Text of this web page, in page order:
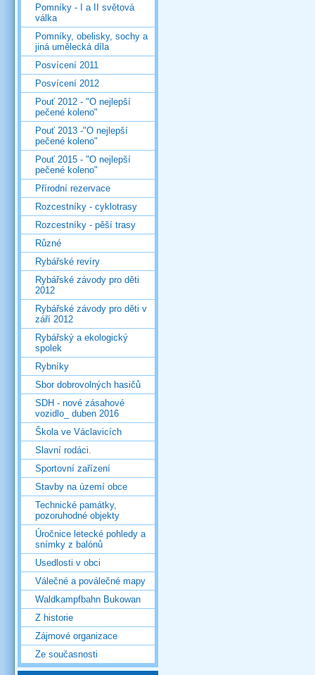
Pomníky - I a II světová
válka
Pomníky, obelisky, sochy a
jiná umělecká díla
Posvícení 2011
Posvícení 2012
Pouť 2012 - "O nejlepší
pečené koleno"
Pouť 2013 -"O nejlepší
pečené koleno"
Pouť 2015 - "O nejlepší
pečené koleno"
Přírodní rezervace
Rozcestníky - cyklotrasy
Rozcestníky - pěší trasy
Různé
Rybářské revíry
Rybářské závody pro děti
2012
Rybářské závody pro děti v
září 2012
Rybářský a ekologický
spolek
Rybníky
Sbor dobrovolných hasičů
SDH - nové zásahové
vozidlo_ duben 2016
Škola ve Václavicích
Slavní rodáci.
Sportovní zařízení
Stavby na území obce
Technické památky,
pozoruhodné objekty
Úročnice letecké pohledy a
snímky z balónů
Usedlosti v obci
Válečné a poválečné mapy
Waldkampfbahn Bukowan
Z historie
Zájmové organizace
Ze současnosti